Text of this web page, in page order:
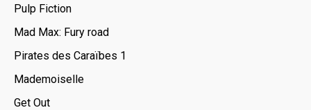
Pulp Fiction
Mad Max: Fury road
Pirates des Caraïbes 1
Mademoiselle
Get Out